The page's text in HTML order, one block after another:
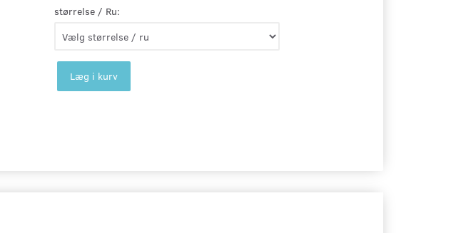
størrelse / Ru:
Læg i kurv